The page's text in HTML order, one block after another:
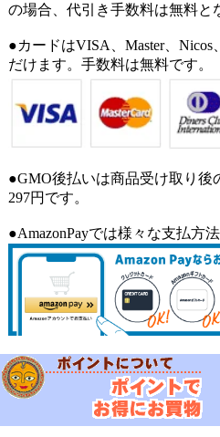
の場合、代引き手数料は無料と
●カードはVISA、Master、
だけます。手数料は無料です。
●GMO後払いは商品受け取り後
297円です。
●AmazonPayでは様々な支払方